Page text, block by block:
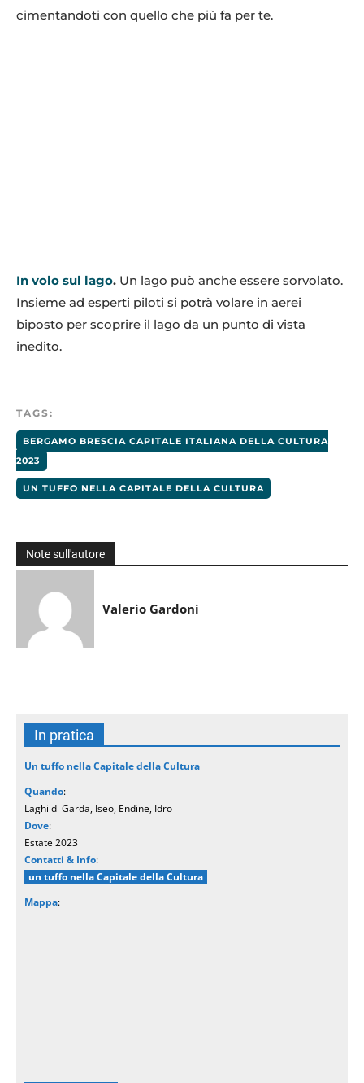
cimentandoti con quello che più fa per te.
In volo sul lago. Un lago può anche essere sorvolato.
Insieme ad esperti piloti si potrà volare in aerei
biposto per scoprire il lago da un punto di vista
inedito.
TAGS:
BERGAMO BRESCIA CAPITALE ITALIANA DELLA CULTURA
2023
UN TUFFO NELLA CAPITALE DELLA CULTURA
Note sull'autore
Valerio Gardoni
In pratica
Un tuffo nella Capitale della Cultura
Quando:
Laghi di Garda, Iseo, Endine, Idro
Dove:
Estate 2023
Contatti & Info:
un tuffo nella Capitale della Cultura
Mappa: